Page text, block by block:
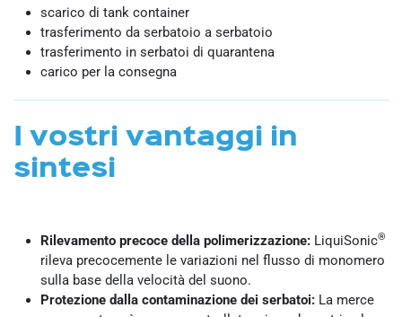
scarico di tank container
trasferimento da serbatoio a serbatoio
trasferimento in serbatoi di quarantena
carico per la consegna
I vostri vantaggi in
sintesi
Rilevamento precoce della polimerizzazione: LiquiSonic®
rileva precocemente le variazioni nel flusso di monomero
sulla base della velocità del suono.
Protezione dalla contaminazione dei serbatoi: La merce